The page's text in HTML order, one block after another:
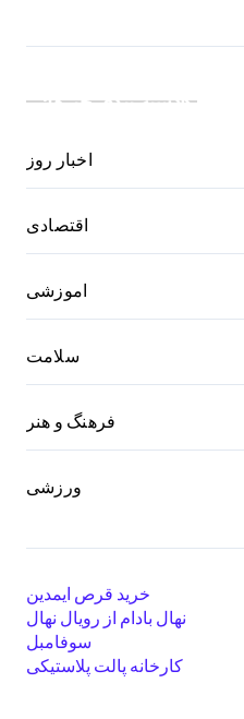
دسته بندی خبرها:
اخبار روز
اقتصادی
اموزشی
سلامت
فرهنگ و هنر
ورزشی
خرید قرص ایمدین
نهال بادام از رویال نهال
سوفامبل
کارخانه پالت پلاستیکی